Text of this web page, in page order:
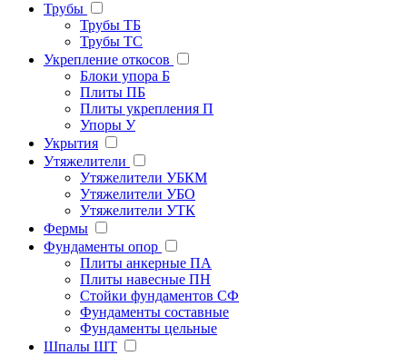
Трубы
Трубы ТБ
Трубы ТС
Укрепление откосов
Блоки упора Б
Плиты ПБ
Плиты укрепления П
Упоры У
Укрытия
Утяжелители
Утяжелители УБКМ
Утяжелители УБО
Утяжелители УТК
Фермы
Фундаменты опор
Плиты анкерные ПА
Плиты навесные ПН
Стойки фундаментов СФ
Фундаменты составные
Фундаменты цельные
Шпалы ШТ